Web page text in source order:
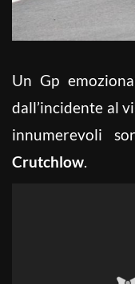
Un Gp
dall’incidente al
innumerevoli
Crutchlow.